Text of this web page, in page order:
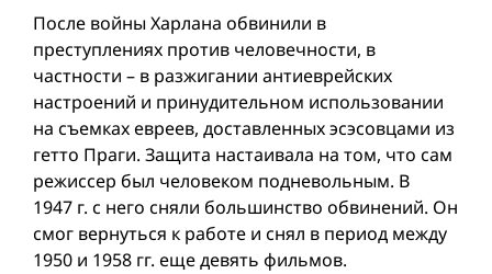
После вой­ны Харлана обвинили в
преступлениях против человечности, в
частности – в разжигании антиеврейских
настроений и принудительном использовании
на съемках евреев, доставленных эс­эсовцами из
гетто Праги. Защита настаивала на том, что сам
режиссер был человеком подневольным. В
1947 г. с него сняли большинство обвинений. Он
смог вернуться к работе и снял в период между
1950 и 1958 гг. еще девять фильмов.